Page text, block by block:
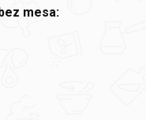
mesa: